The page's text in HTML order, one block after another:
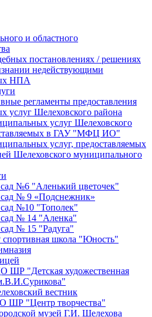
и областного
постановлениях / решениях
недействующими
НПА
регламенты предоставления
услуг Шелеховского района
услуг Шелеховского
в ГАУ "МФЦ ИО"
услуг, предоставляемых
Шелеховского муниципального
№6 "Аленький цветочек"
№ 9 «Подснежник»
№10 "Тополек"
№ 14 "Аленка"
№ 15 "Радуга"
школа "Юность"
"Детская художественная
вестник
"Центр творчества"
музей Г.И. Шелехова